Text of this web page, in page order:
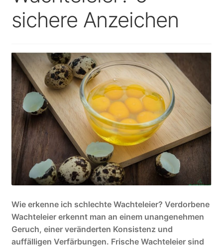
Kasse
Sample Page
Über uns
Versand & Zahlungsbedingungen
Vertrag widerrufen
Wachteleier – Herkunft, Vorteile und Verwendung
Wachteln und Wachteleier aus dem Odenwald im
Fernsehen
sichere Anzeichen
Wie erkenne ich schlechte Wachteleier? Verdorbene
Wachteleier erkennt man an einem unangenehmen
Geruch, einer veränderten Konsistenz und
auffälligen Verfärbungen. Frische Wachteleier sind